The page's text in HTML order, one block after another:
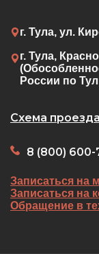
г. Тула, ул.
г. Тула,
России по
Схема проезда
8 (800) 600-
Записаться на
Записаться на
Обращение в